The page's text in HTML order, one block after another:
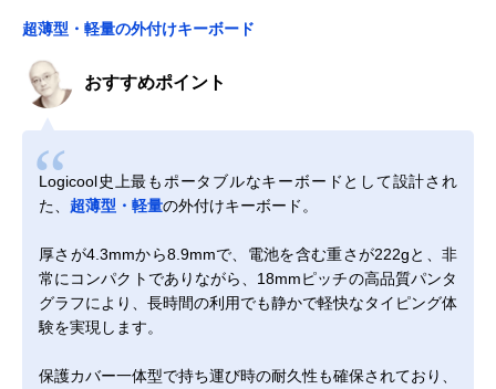
超薄型・軽量の外付けキーボード
おすすめポイント
Logicool史上最もポータブルなキーボードとして設計され
た、 超薄型・軽量の外付けキーボード。
厚さが4.3mmから8.9mmで、電池を含む重さが222gと、非
常にコンパクトでありながら、18mmピッチの高品質パンタ
グラフにより、長時間の利用でも静かで軽快なタイピング体
験を実現します。
保護カバー一体型で持ち運び時の耐久性も確保されており、